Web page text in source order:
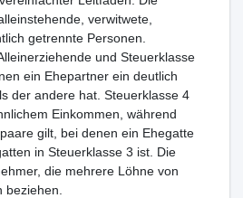
verwitwete,
getrennte Personen.
und Steuerklasse
ein Ehepartner ein deutlich
der andere hat. Steuerklasse 4
Einkommen, während
gilt, bei denen ein Ehegatte
in Steuerklasse 3 ist. Die
die mehrere Löhne von
beziehen.